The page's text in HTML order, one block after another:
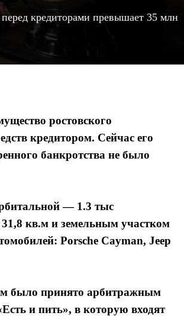
перед кредиторами превышает 35 млн
ростовского
кредитором. Сейчас его
банкротства не было
— 1.3 тыс
кв.м и земельным участком
Porsche Cayman, Jeep
было принято арбитражным
и пить», в которую входят